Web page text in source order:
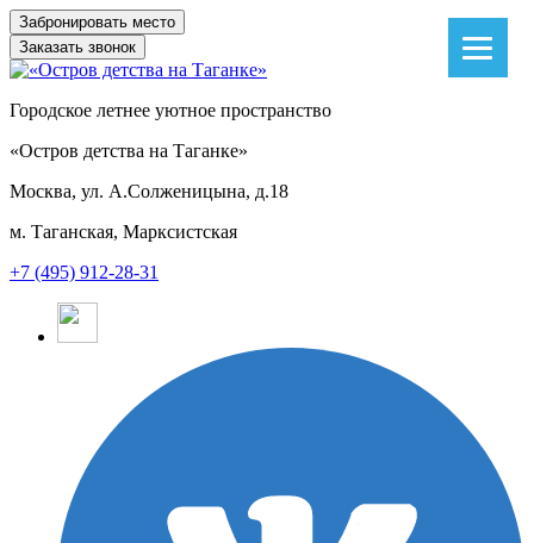
Заказать звонок
Городское летнее уютное пространство
«Остров детства на Таганке»
Москва, ул. А.Солженицына, д.18
м. Таганская, Марксистская
+7 (495) 912-28-31